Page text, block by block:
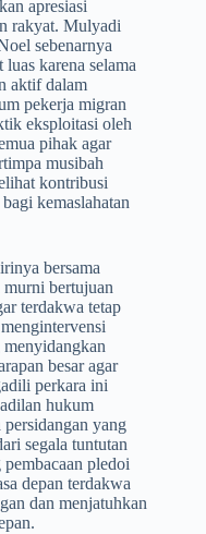
apresiasi
rakyat. Mulyadi
sebenarnya
karena selama
aktif dalam
pekerja migran
eksploitasi oleh
pihak agar
musibah
kontribusi
kemaslahatan
bersama
bertujuan
terdakwa tetap
besar agar
perkara ini
hukum
yang
segala tuntutan
pledoi
depan terdakwa
dan menjatuhkan